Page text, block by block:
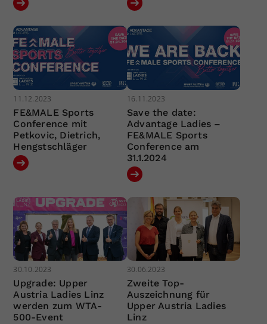
11.12.2023
FE&MALE Sports
Conference mit
Petkovic, Dietrich,
Hengstschläger
16.11.2023
Save the date:
Advantage Ladies –
FE&MALE Sports
Conference am
31.1.2024
30.10.2023
Upgrade: Upper
Austria Ladies Linz
werden zum WTA-
500-Event
30.06.2023
Zweite Top-
Auszeichnung für
Upper Austria Ladies
Linz